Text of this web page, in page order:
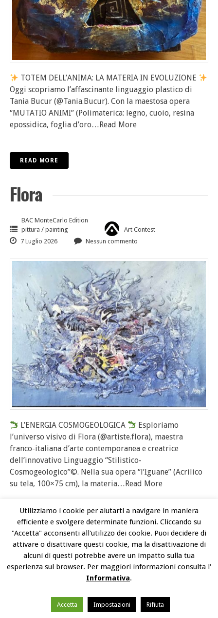
TOTEM DELL’ANIMA: LA MATERIA IN EVOLUZIONE
Oggi scopriamo l’affascinante linguaggio plastico di
Tania Bucur (@Tania.Bucur). Con la maestosa opera
“MUTATIO ANIMI” (Polimaterica: legno, cuoio, resina
epossidica, foglia d’oro…Read More
READ MORE
Flora
BAC MonteCarlo Edition
pittura / painting
Art Contest
7 Luglio 2026
Nessun commento
L’ENERGIA COSMOGEOLOGICA
Esploriamo
l’universo visivo di Flora (@artiste.flora), maestra
franco-italiana d’arte contemporanea e creatrice
dell’innovativo Linguaggio “Stilistico-
Cosmogeologico”©. Nella sua opera “l’Iguane” (Acrilico
su tela, 100×75 cm), la materia…Read More
READ MORE
Alessandra Caroselli
BAC MonteCarlo Edition
Nessun commento
Utilizziamo i cookie per aiutarti a navigare in maniera
efficiente e svolgere determinate funzioni. Cliccando su
"Accetta" acconsenti all'utilizzo dei cookie. Puoi decidere di
attivare o disattivare questi cookie, ma la disattivazione di
alcuni di questi potrebbe avere un impatto sulla tua
esperienza sul browser. Per maggiori informazioni consulta l'
Informativa.
Accetta Impostazioni Rifiuta